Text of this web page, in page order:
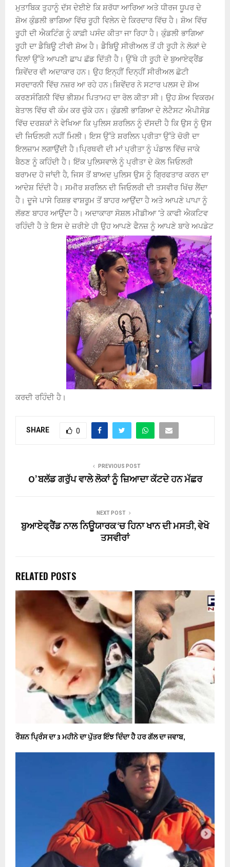
ਮੁਤਾਬਿਕ ਤੁਹਾਨੂੰ ਦੱਸ ਦੇਈਏ ਕਿ ਸ਼ਰੱਧਾ ਆਰਿਆ ਅਤੇ ਧੀਰਜ ਧੂਪਰ ਦੇ
ਸ਼ੋਅ ਕੁੰਡਲੀ ਭਾਗਿਆ ਵਿੱਚ ਰੂਹੀ ਵਿਲੇਨ ਦੇ ਕਿਰਦਾਰ ਵਿੱਚ ਹੈ। ਸ਼ੋਅ ਵਿੱਚ
ਰੂਹੀ ਦੀ ਐਕਟਿੰਗ ਨੂੰ ਕਾਫ਼ੀ ਪਸੰਦ ਕੀਤਾ ਜਾ ਰਿਹਾ ਹੈ। ਕੁੰਡਲੀ ਭਾਗਿਆ
ਰੂਹੀ ਦਾ ਡੈਬਿਊ ਟੀਵੀ ਸ਼ੋਅ ਹੈ। ਡੈਬਿਊ ਸੀਰੀਅਲ ਤੋਂ ਹੀ ਰੂਹੀ ਨੇ ਲੋਕਾਂ ਦੇ
ਦਿਲਾਂ ਉੱਤੇ ਆਪਣੀ ਛਾਪ ਛੱਡ ਦਿੱਤੀ ਹੈ। ਉੱਥੇ ਹੀ ਰੂਹੀ ਦੇ ਬੁਆਏਫ੍ਰੈਂਡ
ਸ਼ਿਵੇਂਦਰ ਵੀ ਅਦਾਕਾਰ ਹਨ। ਉਹ ਇਨ੍ਹੀਂ ਦਿਨ੍ਹੀਂ ਸੀਰੀਅਲ ਛੋਟੀ
ਸਰਦਾਰਨੀ ਵਿੱਚ ਨਜ਼ਰ ਆ ਰਹੇ ਹਨ।ਸ਼ਿਵੇਂਦਰ ਨੇ ਸਟਾਰ ਪਲਸ ਦੇ ਸ਼ੋਅ
ਕਰਣਸੰਗਿਨੀ ਵਿੱਚ ਭੀਸ਼ਮ ਪਿਤਾਮਹ ਦਾ ਰੋਲ ਕੀਤਾ ਸੀ। ਉਹ ਸ਼ੋਅ ਵਿਕਰਮ
ਬੇਤਾਲ ਵਿੱਚ ਵੀ ਕੰਮ ਕਰ ਚੁੱਕੇ ਹਨ। ਕੁੰਡਲੀ ਭਾਗਿਆ ਦੇ ਲੇਟੈਸਟ ਐਪੀਸੋਡ
ਵਿੱਚ ਦਰਸ਼ਕਾਂ ਨੇ ਵੇਖਿਆ ਕਿ ਪੁਲਿਸ ਸ਼ਰਲਿਨ ਨੂੰ ਦੱਸਦੀ ਹੈ ਕਿ ਉਸ ਨੂੰ ਉਸ
ਦੀ ਜਿਓਲਰੀ ਨਹੀਂ ਮਿਲੀ। ਇਸ ਉੱਤੇ ਸ਼ਰਲਿਨ ਪ੍ਰੀਤਾ ਉੱਤੇ ਚੋਰੀ ਦਾ
ਇਲਜ਼ਾਮ ਲਗਾਉਂਦੀ ਹੈ।ਪ੍ਰਿਥਵੀ ਦੀ ਮਾਂ ਪ੍ਰੀਤਾ ਨੂੰ ਪੰਡਾਲ ਵਿੱਚ ਜਾਕੇ
ਬੈਠਣ ਨੂੰ ਕਹਿੰਦੀ ਹੈ। ਇੱਕ ਪੁਲਿਸਵਾਲੇ ਨੂੰ ਪ੍ਰੀਤਾ ਦੇ ਕੋਲ ਜਿਓਲਰੀ
ਬਰਾਮਦ ਹੋ ਜਾਂਦੀ ਹੈ, ਜਿਸ ਤੋਂ ਬਾਅਦ ਪੁਲਿਸ ਉਸ ਨੂੰ ਗ੍ਰਿਫਤਾਰ ਕਰਨ ਦਾ
ਆਦੇਸ਼ ਦਿੰਦੀ ਹੈ। ਸਮੀਰ ਸ਼ਰਲਿਨ ਦੀ ਜਿਓਲਰੀ ਦੀ ਤਸਵੀਰ ਖਿੱਚ ਲੈਂਦਾ
ਹੈ। ਦੂਜੇ ਪਾਸੇ ਰਿਸ਼ਭ ਵਾਸ਼ਰੂਮ ਤੋਂ ਬਾਹਰ ਆਉਂਦਾ ਹੈ ਅਤੇ ਆਪਣੇ ਪਾਪਾ ਨੂੰ
ਲੱਭਣ ਬਾਹਰ ਆਉਂਦਾ ਹੈ। ਅਦਾਕਾਰਾ ਸੋਸ਼ਲ ਮੀਡੀਆ ‘ਤੇ ਕਾਫੀ ਐਕਟਿਵ
ਰਹਿੰਦੀ ਹੈ ਤੇ ਇਸ ਦੇ ਜ਼ਰੀਏ ਹੀ ਉਹ ਆਪਣੇ ਫੈਨਜ਼ ਨੂੰ ਆਪਣੇ ਬਾਰੇ ਅਪਡੇਟ
ਕਰਦੀ ਰਹਿੰਦੀ ਹੈ।
SHARE 0
PREVIOUS POST
O’ ਬਲੱਡ ਗਰੁੱਪ ਵਾਲੇ ਲੋਕਾਂ ਨੂੰ ਜ਼ਿਆਦਾ ਕੱਟਦੇ ਹਨ ਮੱਛਰ
NEXT POST
ਬੁਆਏਫ੍ਰੈਂਡ ਨਾਲ ਨਿਊਯਾਰਕ ‘ਚ ਹਿਨਾ ਖਾਨ ਦੀ ਮਸਤੀ, ਵੇਖੋ
ਤਸਵੀਰਾਂ
RELATED POSTS
ਰੌਸ਼ਨ ਪ੍ਰਿੰਸ ਦਾ 3 ਮਹੀਨੇ ਦਾ ਪੁੱਤਰ ਇੰਝ ਦਿੰਦਾ ਹੈ ਹਰ ਗੱਲ ਦਾ ਜਵਾਬ,